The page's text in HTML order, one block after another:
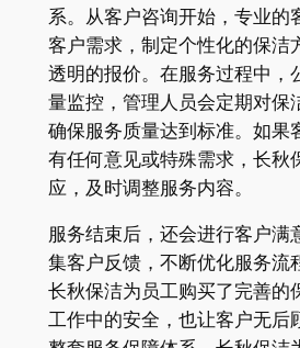
系。从客户咨询开始，专业的
客户需求，制定个性化的保洁
透明的报价。在服务过程中，
量监控，管理人员会定期对保
确保服务质量达到标准。如果
有任何意见或特殊需求，长秋
应，及时调整服务内容。​
服务结束后，还会进行客户满
集客户反馈，不断优化服务流
长秋保洁为员工购买了完善的
工作中的安全，也让客户无后